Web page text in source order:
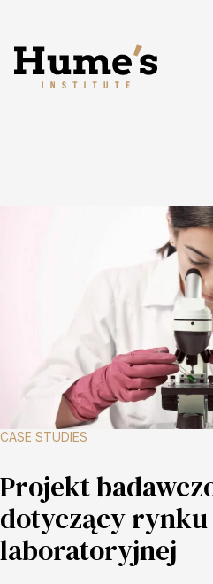
CASE STUDIES
Projekt
dotyczący
laboratoryjnej